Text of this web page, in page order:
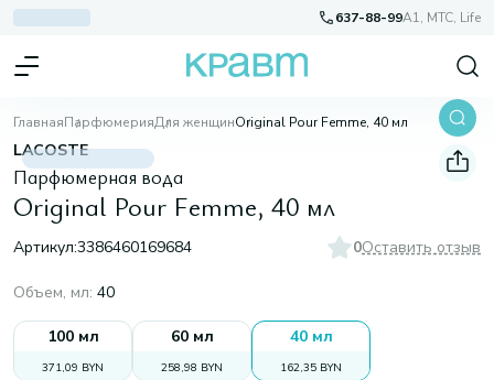
637-88-99A1, МТС, Life
ГлавнаяПарфюмерияДля женщинOriginal Pour Femme, 40 мл
LACOSTE
Парфюмерная вода
Original Pour Femme, 40 мл
Артикул:3386460169684 0Оставить отзыв
Объем, мл: 40
100 мл
371,09 BYN
60 мл
258,98 BYN
40 мл
162,35 BYN